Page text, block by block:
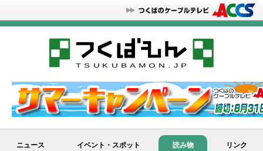
ニュース イベント・スポット 読み物 リンク